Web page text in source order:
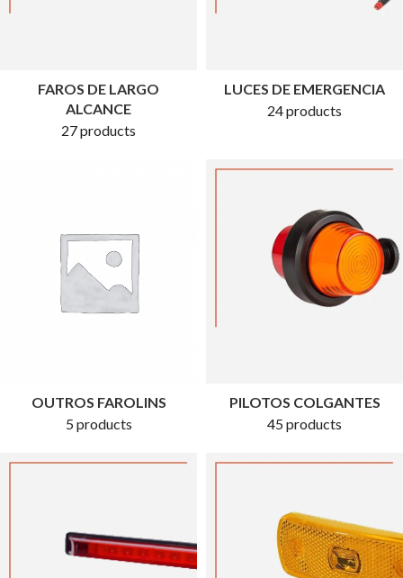
FAROS DE LARGO
ALCANCE
27 products
LUCES DE EMERGENCIA
24 products
OUTROS FAROLINS
5 products
PILOTOS COLGANTES
45 products